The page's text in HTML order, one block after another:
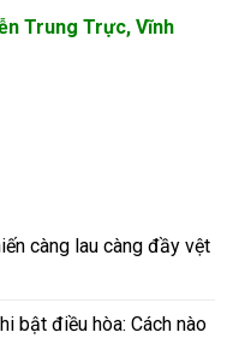
Trung Trực, Vĩnh
càng lau càng đầy vệt
bật điều hòa: Cách nào